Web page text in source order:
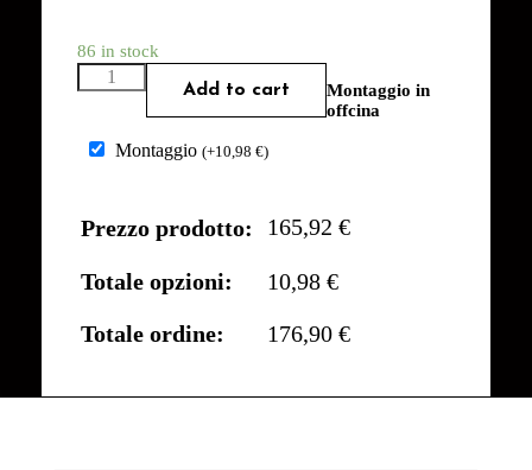
86 in stock
Add to cart
Montaggio in
offcina
Montaggio (+10,98 €)
Prezzo prodotto: 165,92 €
Totale opzioni:
10,98 €
Totale ordine:
176,90 €